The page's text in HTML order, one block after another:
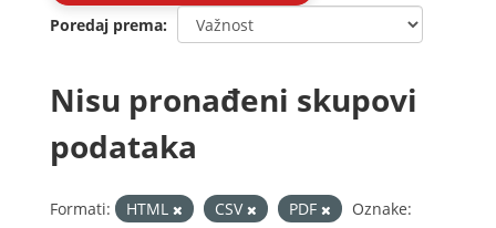
Poredaj prema
Nisu pronađeni skupovi
podataka
Formati: HTML CSV PDF
Oznake: